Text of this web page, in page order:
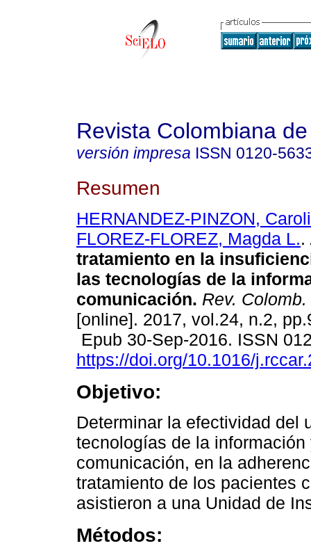
Revista Colombiana
versión impresa ISSN 0120-
Resumen
HERNANDEZ-PINZON,
FLOREZ-FLOREZ, Magda L..
tratamiento en la
las tecnologías de la
comunicación. Rev.
[online]. 2017, vol.24, n.2,
Epub 30-Sep-2016. ISSN
https://doi.org/10.1016/
Objetivo:
Determinar la efectividad del
tecnologías de la información
comunicación, en la
tratamiento de los pacientes
asistieron a una Unidad de
Métodos: